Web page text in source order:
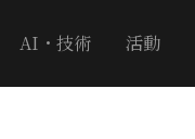
AI・技術 活動